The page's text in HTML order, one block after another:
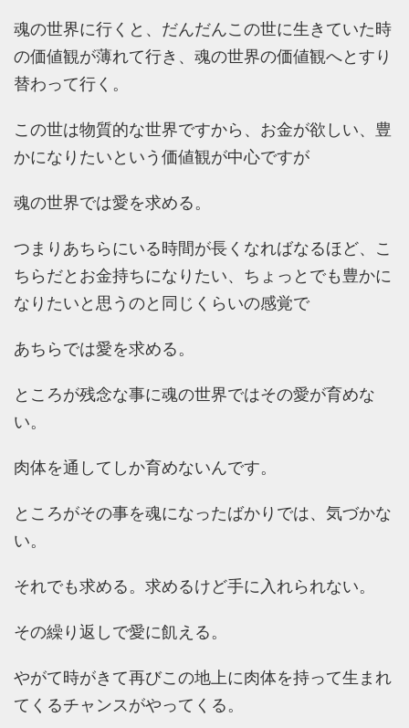
魂の世界に行くと、だんだんこの世に生きていた時
の価値観が薄れて行き、魂の世界の価値観へとすり
替わって行く。
この世は物質的な世界ですから、お金が欲しい、豊
かになりたいという価値観が中心ですが
魂の世界では愛を求める。
つまりあちらにいる時間が長くなればなるほど、こ
ちらだとお金持ちになりたい、ちょっとでも豊かに
なりたいと思うのと同じくらいの感覚で
あちらでは愛を求める。
ところが残念な事に魂の世界ではその愛が育めな
い。
肉体を通してしか育めないんです。
ところがその事を魂になったばかりでは、気づかな
い。
それでも求める。求めるけど手に入れられない。
その繰り返しで愛に飢える。
やがて時がきて再びこの地上に肉体を持って生まれ
てくるチャンスがやってくる。